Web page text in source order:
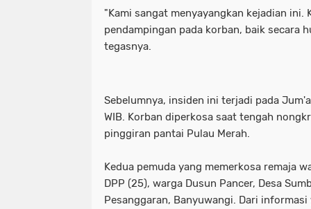
Motret Warga di Ruang Publik Harus
Pelaku Pembacokan Berhasil
Polres Pelabuhan Tanjung Perak
Polres Pelabuhan Tanjung Perak
Polri Tetapkan Tiga Tersangka Kasus
Polsek Kenjeran Ungkap Kasus
mayoritas etle meluap hingga
motor sempat diduga melaju
perkuat ketahanan pangan
polres pelabuhan tanjung perak
polres pelabuhan tanjung perak
polri tetapkan tiga tersangka
"Kami sangat menyayangkan kejadian ini.
pendampingan pada korban, baik secara
tegasnya.
Sebelumnya, insiden ini terjadi pada
WIB. Korban diperkosa saat tengah
pinggiran pantai Pulau Merah.
Kedua pemuda yang memerkosa remaja
DPP (25), warga Dusun Pancer, Desa
Pesanggaran, Banyuwangi. Dari